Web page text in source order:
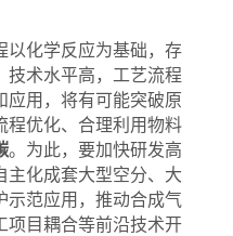
以化学反应为基础，存
技术水平高，工艺流程
应用，将有可能突破原
程优化、合理利用物料
。为此，要加快研发高
主化成套大型空分、大
示范应用，推动合成气
项目耦合等前沿技术开